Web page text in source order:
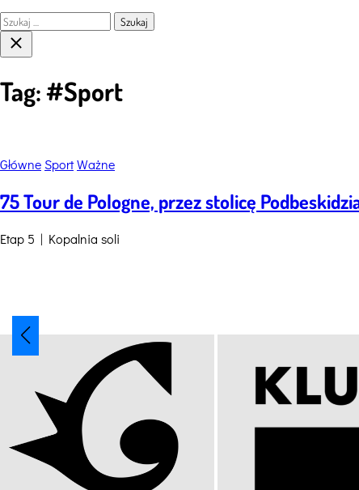
Szukaj:
Close
search
Tag:#Sport
Categories
Główne SportWażne
75 Tour de Pologne, przez stolicę
Etap 5 | Kopalnia soli